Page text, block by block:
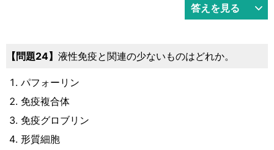
答えを見る
問題24 液性免疫と関連の少ないものはどれか。
パフォーリン
免疫複合体
免疫グロブリン
形質細胞